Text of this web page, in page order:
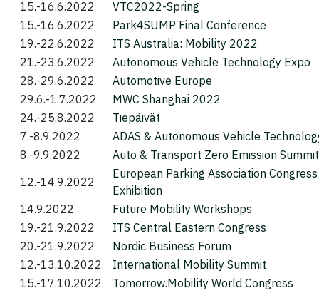
15.-16.6.2022
VTC2022-Spring
15.-16.6.2022
Park4SUMP Final Conference
19.-22.6.2022
ITS Australia: Mobility 2022
21.-23.6.2022
Autonomous Vehicle Technology Expo
28.-29.6.2022
Automotive Europe
29.6.-1.7.2022
MWC Shanghai 2022
24.-25.8.2022
Tiepäivät
7.-8.9.2022
ADAS & Autonomous Vehicle
8.-9.9.2022
Auto & Transport Zero Emission Summit
12.-14.9.2022
European Parking Association
Exhibition
14.9.2022
Future Mobility Workshops
19.-21.9.2022
ITS Central Eastern Congress
20.-21.9.2022
Nordic Business Forum
12.-13.10.2022
International Mobility Summit
15.-17.10.2022
Tomorrow.Mobility World Congress